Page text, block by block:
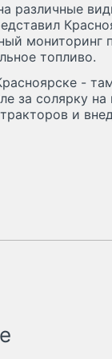
различные
мониторинг
топливо.
-
за солярку на
и